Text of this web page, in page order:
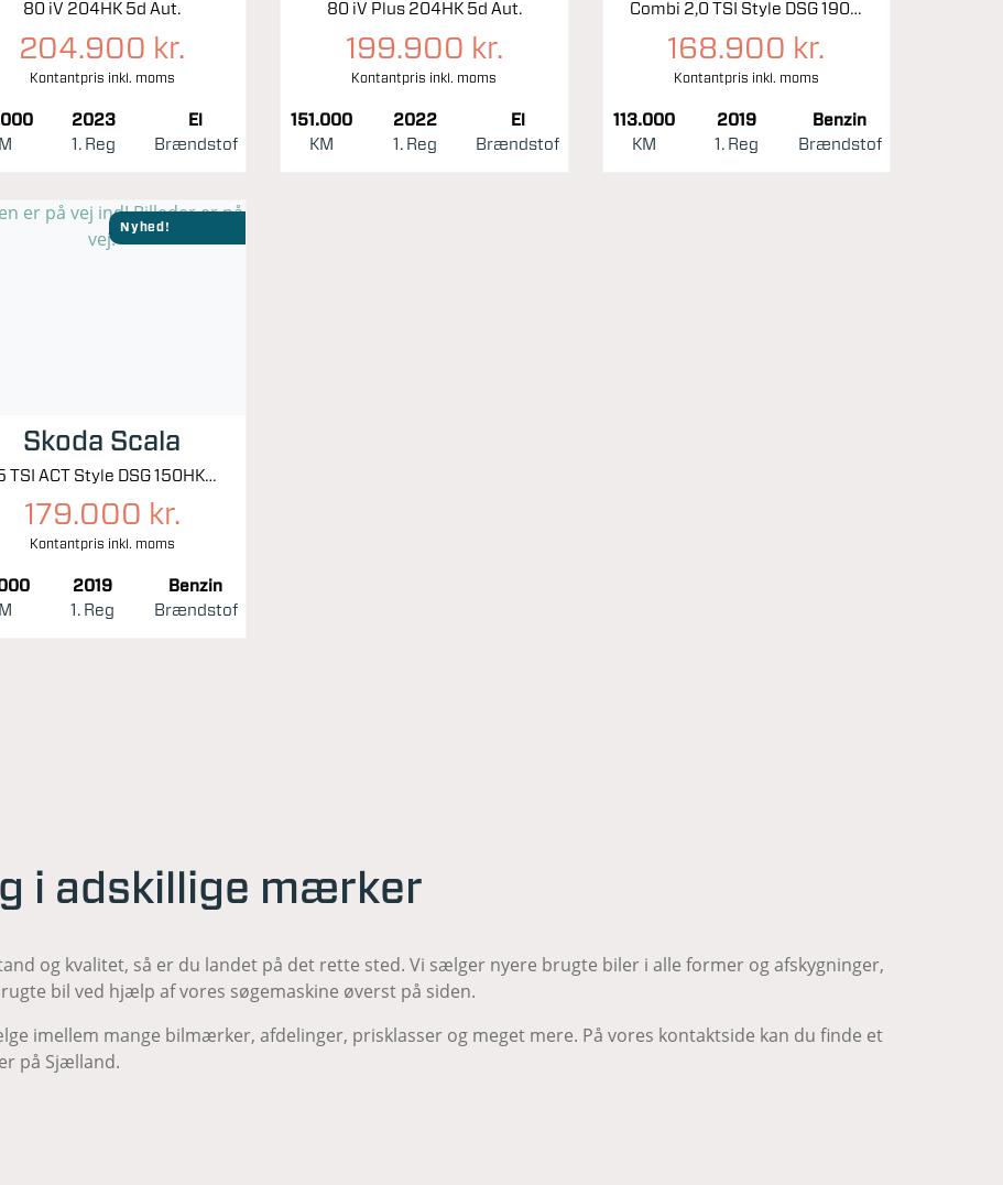
80 iV 204HK 5d Aut.
204.900 kr.
Kontantpris inkl. moms
2023
1. Reg
El
Brændstof
80 iV Plus 204HK 5d Aut.
199.900 kr.
Kontantpris inkl. moms
151.000
KM
2022
1. Reg
El
Brændstof
Combi 2,0 TSI Style DSG 190HK Stc 7g Aut.
168.900 kr.
Kontantpris inkl. moms
113.000
KM
2019
1. Reg
Benzin
Brændstof
Nyhed!
Skoda Scala
1,5 TSI ACT Style DSG 150HK 5d 7g Aut.
179.000 kr.
Kontantpris inkl. moms
2019
1. Reg
Benzin
Brændstof
i adskillige mærker
og kvalitet, så er du landet på det rette sted. Vi sælger nyere brugte biler i alle former og afskygninger,
bil ved hjælp af vores søgemaskine øverst på siden.
imellem mange bilmærker, afdelinger, prisklasser og meget mere. På vores kontaktside kan du finde et
på Sjælland.